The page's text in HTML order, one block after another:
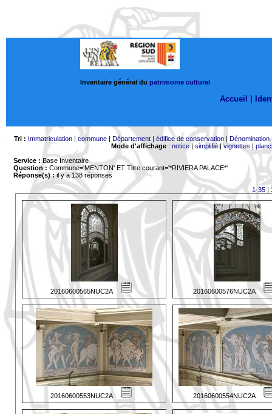
Inventaire général du patrimoine culturel
Accueil |
Tri : Immatriculation| commune| Département| édifice de conservation| Dénomination
Mode d'affichage: notice| simplifié|vignettes |
Service : Base Inventaire
Question : Commune='MENTON' ET Titre courant='*RIVIERA PALACE*'
Réponse(s) :il y a 138 réponses
1-35|
20160600565NUC2A 20160600576NUC2A
20160600553NUC2A 20160600554NUC2A